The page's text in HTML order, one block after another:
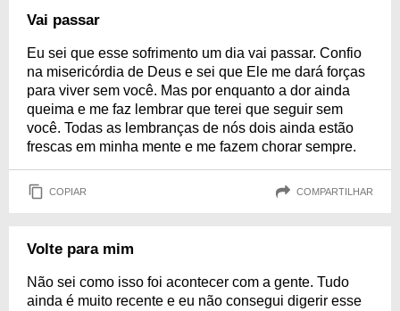
Vai passar
Eu sei que esse sofrimento um dia vai passar. Confio
na misericórdia de Deus e sei que Ele me dará forças
para viver sem você. Mas por enquanto a dor ainda
queima e me faz lembrar que terei que seguir sem
você. Todas as lembranças de nós dois ainda estão
frescas em minha mente e me fazem chorar sempre.
COPIAR COMPARTILHAR
Volte para mim
Não sei como isso foi acontecer com a gente. Tudo
ainda é muito recente e eu não consegui digerir esse